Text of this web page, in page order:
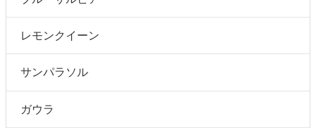
レモンクイーン
サンパラソル
ガウラ